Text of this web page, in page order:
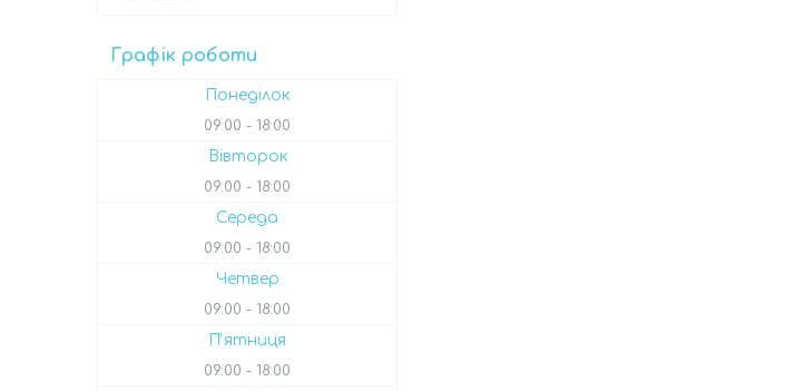
Графік роботи
Понеділок
09:00 18:00
Вівторок
09:00 18:00
Середа
09:00 18:00
Четвер
09:00 18:00
Пʼятниця
09:00 18:00